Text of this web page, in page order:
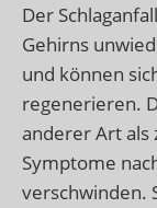
Der
Gehirns
und können
regenerieren.
anderer Art als
Symptome
verschwinden.